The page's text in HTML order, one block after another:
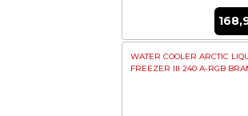
WATER COOLER ARCTIC
FREEZER III 240 A-RGB